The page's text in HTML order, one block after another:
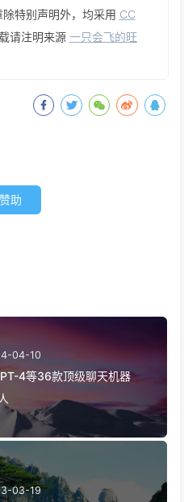
特别声明外，均采用 CC
请注明来源 一只会飞的旺
赞助
04-10
4等36款顶级聊天机器
人
03-19